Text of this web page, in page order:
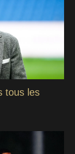
tous les